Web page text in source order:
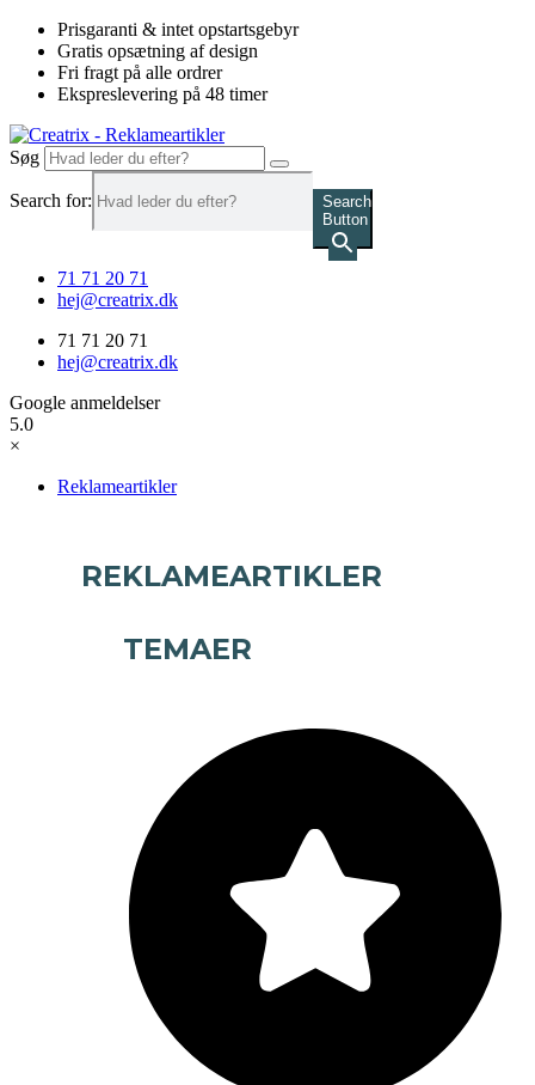
Videre
indhold
Prisgaranti & intet opstartsgebyr
Gratis opsætning af design
Fri fragt på alle ordrer
Ekspreslevering på 48 timer
Søg
Search for:
Search
Button
71 71 20 71
hej@creatrix.dk
71 71 20 71
hej@creatrix.dk
Google anmeldelser
5.0
×
Reklameartikler
REKLAMEARTIKLER
TEMAER